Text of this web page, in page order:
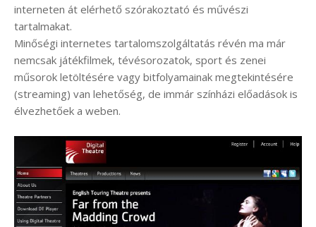
interneten át elérhető szórakoztató és művészi
tartalmakat.
Minőségi internetes tartalomszolgáltatás révén ma már
nemcsak játékfilmek, tévésorozatok, sport és zenei
műsorok letöltésére vagy bitfolyamainak megtekintésére
(streaming) van lehetőség, de immár színházi előadások is
élvezhetőek a weben.